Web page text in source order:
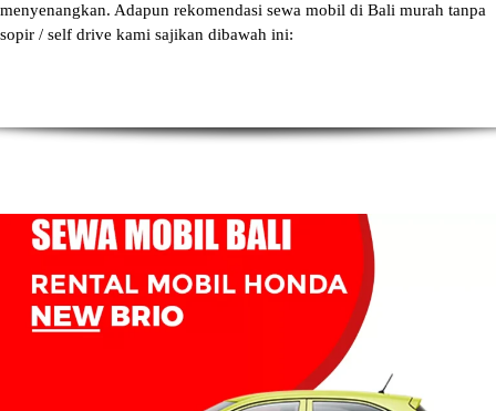
menyenangkan. Adapun rekomendasi sewa mobil di Bali murah tanpa
sopir / self drive kami sajikan dibawah ini: